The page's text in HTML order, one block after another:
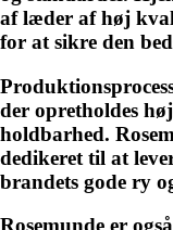
af læder af høj
for at sikre den
der opretholdes
holdbarhed.
dedikeret til at
brandets gode ry